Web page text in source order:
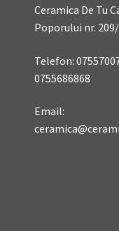
Ceramica De Tu
Poporului nr.
Telefon:
0755686868
Email: